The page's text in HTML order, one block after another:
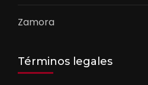
Zamora
Términos legales